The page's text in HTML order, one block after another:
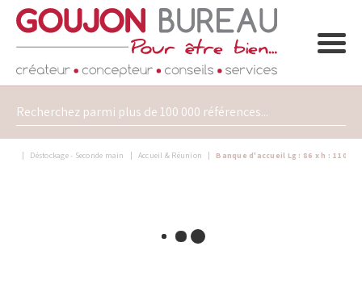
Déstockage - Seconde main Accueil & Réunion Banque d'accueil Lg : 86 x h : 110 x